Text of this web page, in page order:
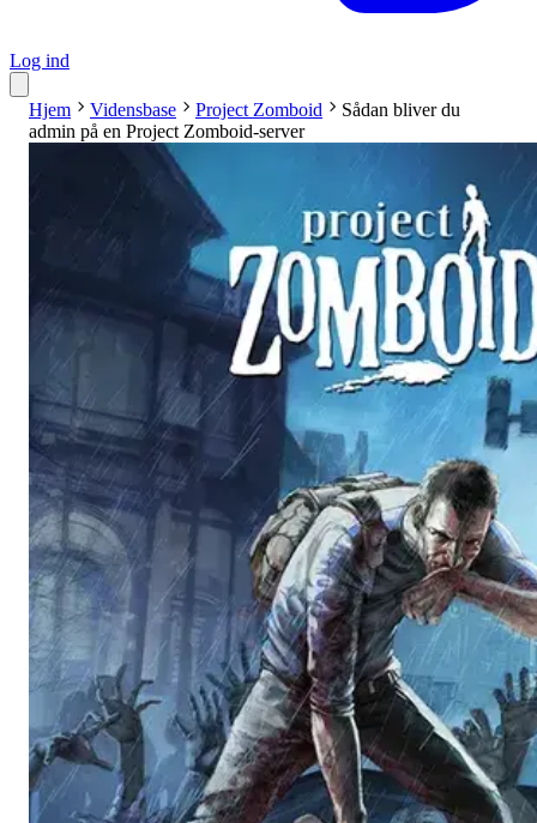
Log ind
Hjem Vidensbase Project Zomboid
Sådan bliver du
admin på en Project Zomboid-server